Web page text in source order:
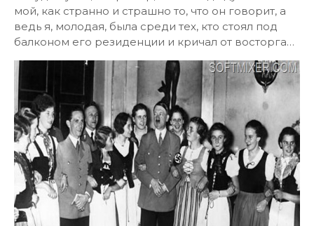
мой, как странно и страшно то, что он говорит, а
ведь я, молодая, была среди тех, кто стоял под
балконом его резиденции и кричал от восторга…